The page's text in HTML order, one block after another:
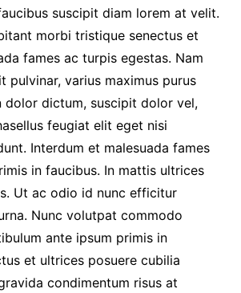
suscipit diam lorem at velit.
morbi tristique senectus et
fames ac turpis egestas. Nam
pulvinar, varius maximus purus
dolor dictum, suscipit dolor vel,
feugiat elit eget nisi
Interdum et malesuada fames
in faucibus. In mattis ultrices
Ut ac odio id nunc efficitur
Nunc volutpat commodo
ante ipsum primis in
et ultrices posuere cubilia
condimentum risus at